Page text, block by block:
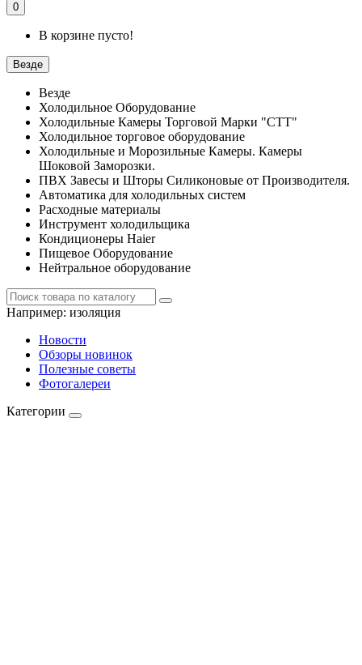
0
В корзине пусто!
Везде
Везде
Холодильное Оборудование
Холодильные Камеры Торговой Марки "СТТ"
Холодильное торговое оборудование
Холодильные и Морозильные Камеры. Камеры
Шоковой Заморозки.
ПВХ Завесы и Шторы Силиконовые от Производителя.
Автоматика для холодильных систем
Расходные материалы
Инструмент холодильщика
Кондиционеры Haier
Пищевое Оборудование
Нейтральное оборудование
Например: изоляция
Новости
Обзоры новинок
Полезные советы
Фотогалереи
Категории